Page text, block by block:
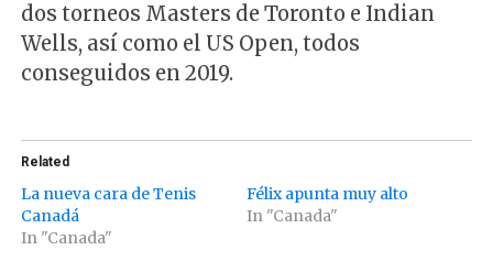
dos torneos Masters de Toronto e Indian
Wells, así como el US Open, todos
conseguidos en 2019.
Related
La nueva cara de Tenis
Canadá
In "Canada"
Félix apunta muy alto
In "Canada"